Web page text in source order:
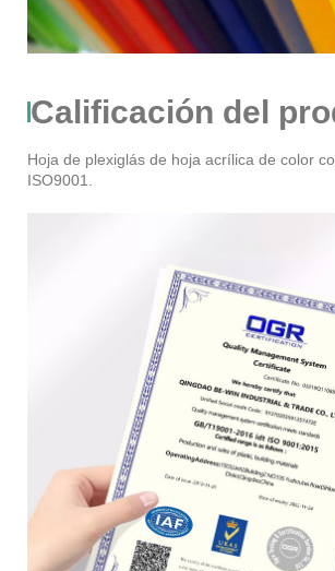
Calificación del
Hoja de plexiglás de hoja acrílica de color
ISO9001.